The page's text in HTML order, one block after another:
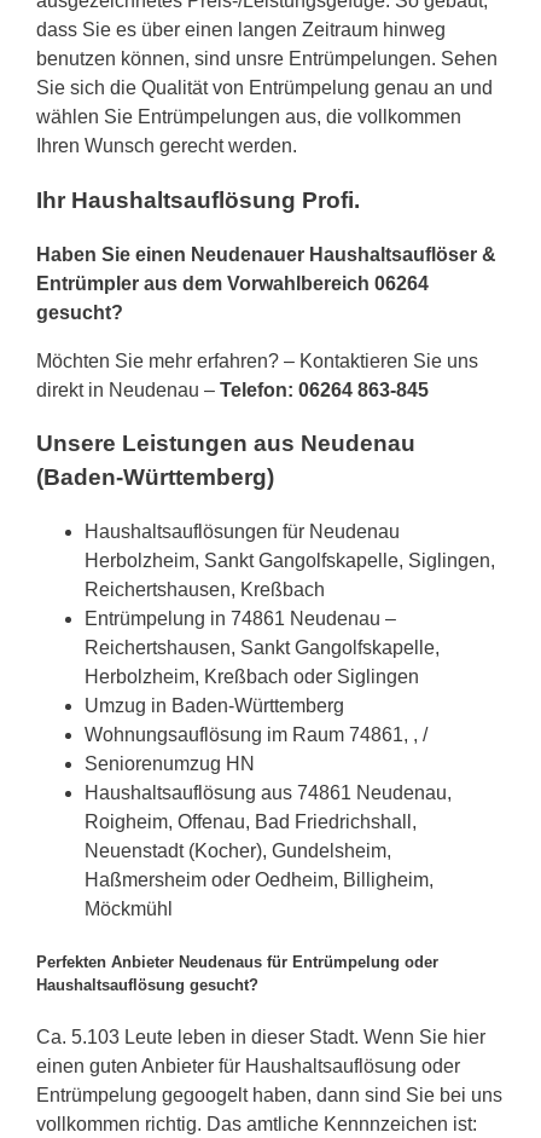
dass Sie es über einen langen Zeitraum hinweg
benutzen können, sind unsre Entrümpelungen. Sehen
Sie sich die Qualität von Entrümpelung genau an und
wählen Sie Entrümpelungen aus, die vollkommen
Ihren Wunsch gerecht werden.
Ihr Haushaltsauflösung Profi.
Haben Sie einen Neudenauer Haushaltsauflöser &
Entrümpler aus dem Vorwahlbereich 06264
gesucht?
Möchten Sie mehr erfahren? – Kontaktieren Sie uns
direkt in Neudenau – Telefon: 06264 863-845
Unsere Leistungen aus Neudenau
(Baden-Württemberg)
Haushaltsauflösungen für Neudenau
Herbolzheim, Sankt Gangolfskapelle, Siglingen,
Reichertshausen, Kreßbach
Entrümpelung in 74861 Neudenau –
Reichertshausen, Sankt Gangolfskapelle,
Herbolzheim, Kreßbach oder Siglingen
Umzug in Baden-Württemberg
Wohnungsauflösung im Raum 74861, , /
Seniorenumzug HN
Haushaltsauflösung aus 74861 Neudenau,
Roigheim, Offenau, Bad Friedrichshall,
Neuenstadt (Kocher), Gundelsheim,
Haßmersheim oder Oedheim, Billigheim,
Möckmühl
Perfekten Anbieter Neudenaus für Entrümpelung oder
Haushaltsauflösung gesucht?
Ca. 5.103 Leute leben in dieser Stadt. Wenn Sie hier
einen guten Anbieter für Haushaltsauflösung oder
Entrümpelung gegoogelt haben, dann sind Sie bei uns
vollkommen richtig. Das amtliche Kennnzeichen ist: